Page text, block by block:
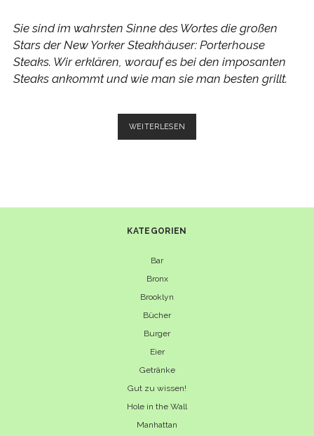
Sie sind im wahrsten Sinne des Wortes die großen
Stars der New Yorker Steakhäuser: Porterhouse
Steaks. Wir erklären, worauf es bei den imposanten
Steaks ankommt und wie man sie man besten grillt.
WEITERLESEN
PORTERHOUSE
KATEGORIEN
Bar
Bronx
Brooklyn
Bücher
Burger
Eier
Getränke
Gut zu wissen!
Hole in the Wall
Manhattan